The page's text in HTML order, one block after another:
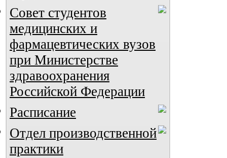
Совет студентов
медицинских и
фармацевтических вузов
при Министерстве
здравоохранения
Российской Федерации
Расписание
Отдел производственной
практики